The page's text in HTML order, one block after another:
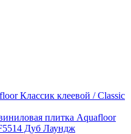
плитка Aquafloor
Дуб Лаундж